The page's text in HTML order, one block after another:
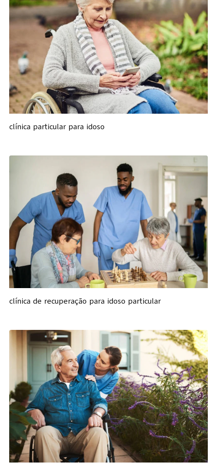
clínica particular para idoso
clínica de recuperação para idoso particular